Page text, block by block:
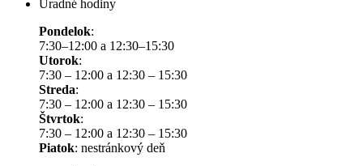
Úradné hodiny
Pondelok:
7:30–12:00 a 12:30–15:30
Utorok:
7:30 – 12:00 a 12:30 – 15:30
Streda:
7:30 – 12:00 a 12:30 – 15:30
Štvrtok:
7:30 – 12:00 a 12:30 – 15:30
Piatok: nestránkový deň